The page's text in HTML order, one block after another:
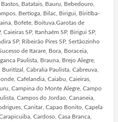
Batatais, Bauru, Bebedouro,
Bertioga, Bilac, Birigui, Biritiba-
Bofete, Boituva.Garotas de
SP, Itanhaém SP, Birigui SP,
SP, Ribeirão Pires SP, Sertãozinho
de Itarare, Bora, Boraceia,
Paulista, Brauna, Brejo Alegre,
Cabralia Paulista, Cabreuva,
Cafelandia, Caiabu, Caieiras,
Campina do Monte Alegre, Campo
Campos do Jordao, Cananeia,
Canitar, Capao Bonito, Capela
Cardoso, Casa Branca,